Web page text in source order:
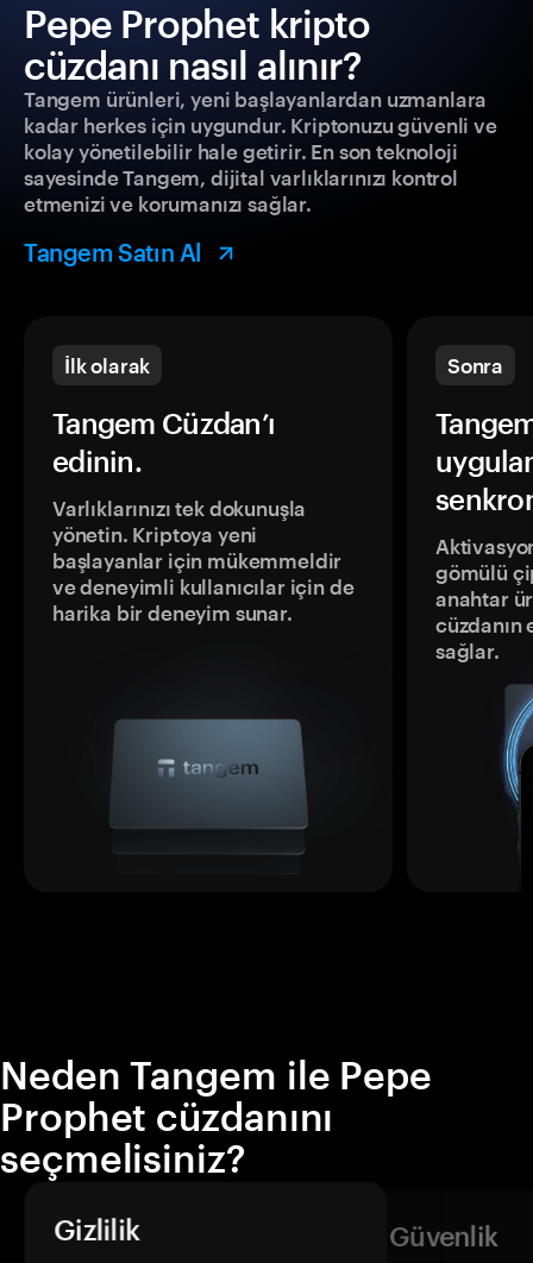
Pepe Prophet kripto
cüzdanı nasıl alınır?
Tangem ürünleri, yeni başlayanlardan uzmanlara
kadar herkes için uygundur. Kriptonuzu güvenli ve
kolay yönetilebilir hale getirir. En son teknoloji
sayesinde Tangem, dijital varlıklarınızı kontrol
etmenizi ve korumanızı sağlar.
Tangem Satın Al
İlk olarak
Tangem Cüzdan’ı
edinin.
Varlıklarınızı tek dokunuşla
yönetin. Kriptoya yeni
başlayanlar için mükemmeldir
ve deneyimli kullanıcılar için de
harika bir deneyim sunar.
Sonra
gömülü
anahtar
sağlar.
Neden Tangem ile Pepe
Prophet cüzdanını
seçmelisiniz?
Gizlilik Güvenlik